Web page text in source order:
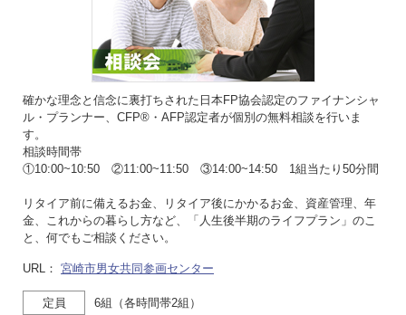
確かな理念と信念に裏打ちされた日本FP協会認定のファイナンシャ
ル・プランナー、CFP®・AFP認定者が個別の無料相談を行いま
す。
相談時間帯
①10:00~10:50 ②11:00~11:50 ③14:00~14:50 1組当たり50分間
リタイア前に備えるお金、リタイア後にかかるお金、資産管理、年
金、これからの暮らし方など、「人生後半期のライフプラン」のこ
と、何でもご相談ください。
URL： 宮崎市男女共同参画センター
定員 6組（各時間帯2組）